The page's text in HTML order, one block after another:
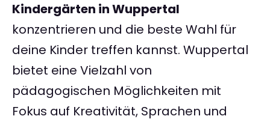
Kindergärten in Wuppertal
konzentrieren und die beste Wahl für
deine Kinder treffen kannst. Wuppertal
bietet eine Vielzahl von
pädagogischen Möglichkeiten mit
Fokus auf Kreativität, Sprachen und